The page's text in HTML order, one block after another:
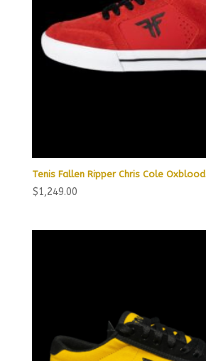
Tenis Fallen Ripper Chris Cole Oxblood
$1,249.00